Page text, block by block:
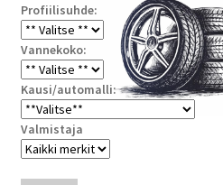
Profiilisuhde:
Vannekoko:
Kausi/automalli:
Valmistaja